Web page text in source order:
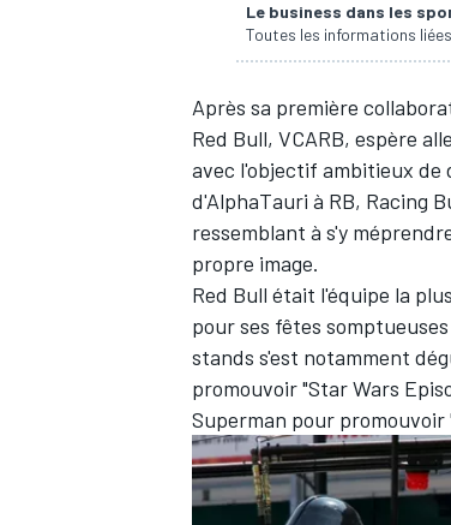
WEC
Le business dans les
Toutes les informations
Après sa première
Red Bull, VCARB, espère
avec l'objectif ambitieux de
d'AlphaTauri à RB, Racing
ressemblant à s'y
propre image.
Red Bull était l'équipe la
pour ses fêtes
stands s'est notamment
promouvoir "Star Wars
Superman pour promouvoir